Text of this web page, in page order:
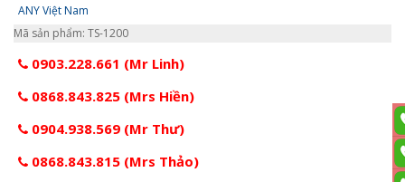
ANY Việt Nam
Mã sản phẩm: TS-1200
0903.228.661 (Mr Linh)
0868.843.825 (Mrs Hiền)
0904.938.569 (Mr Thư)
0868.843.815 (Mrs Thảo)